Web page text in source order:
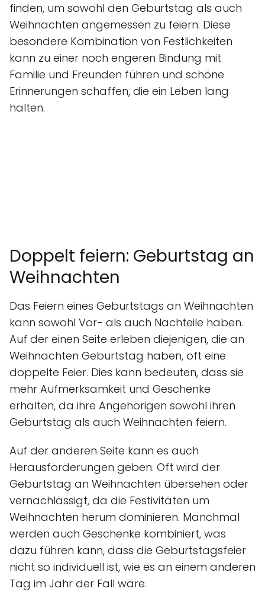
finden, um sowohl den Geburtstag als auch
Weihnachten angemessen zu feiern. Diese
besondere Kombination von Festlichkeiten
kann zu einer noch engeren Bindung mit
Familie und Freunden führen und schöne
Erinnerungen schaffen, die ein Leben lang
halten.
Doppelt feiern: Geburtstag an
Weihnachten
Das Feiern eines Geburtstags an Weihnachten
kann sowohl Vor- als auch Nachteile haben.
Auf der einen Seite erleben diejenigen, die an
Weihnachten Geburtstag haben, oft eine
doppelte Feier. Dies kann bedeuten, dass sie
mehr Aufmerksamkeit und Geschenke
erhalten, da ihre Angehörigen sowohl ihren
Geburtstag als auch Weihnachten feiern.
Auf der anderen Seite kann es auch
Herausforderungen geben. Oft wird der
Geburtstag an Weihnachten übersehen oder
vernachlässigt, da die Festivitäten um
Weihnachten herum dominieren. Manchmal
werden auch Geschenke kombiniert, was
dazu führen kann, dass die Geburtstagsfeier
nicht so individuell ist, wie es an einem anderen
Tag im Jahr der Fall wäre.